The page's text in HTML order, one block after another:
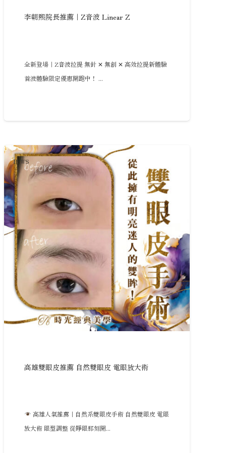
李朝熙院長推薦｜Z音波 Linear Z
全新登場｜Z音波拉提 無針 ✕ 無創 ✕ 高效拉提新體驗
首波體驗限定優惠開跑中！ ...
NEWS
高雄雙眼皮推薦 自然雙眼皮 電眼放大術
高雄人氣推薦｜自然系雙眼皮手術 自然雙眼皮 電眼
放大術 眼型調整 從睜眼那刻開...